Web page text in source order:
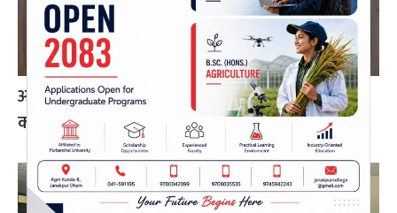
अन्ततः आफ्नै योजनाबाट पछि हटे ओली, कोशीमा
कार्कीकै निरन्तरता